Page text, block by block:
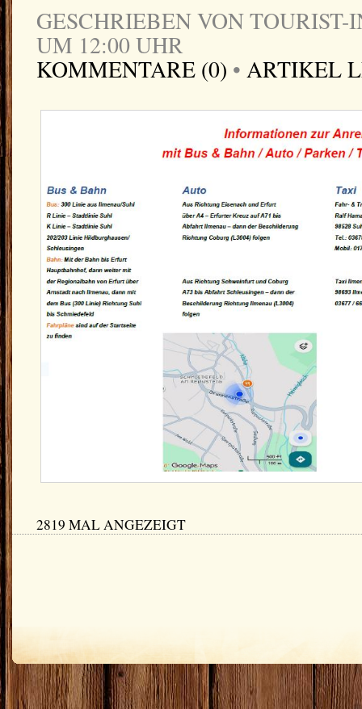
GESCHRIEBEN VON TOURIST-
UM 12:00 UHR
KOMMENTARE (0) • ARTIKEL
2819 MAL ANGEZEIGT